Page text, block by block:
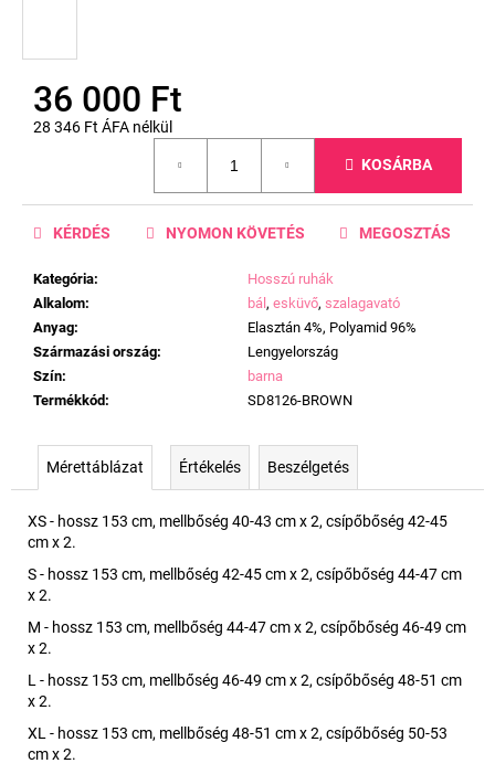
36 000 Ft
28 346 Ft ÁFA nélkül
KOSÁRBA
Kategória:
Hosszú ruhák
Alkalom: bál, esküvő, szalagavató
Anyag:
Elasztán 4%, Polyamid 96%
Származási ország:
Lengyelország
Szín:
barna
Termékkód: SD8126-BROWN
KÉRDÉS NYOMON KÖVETÉS MEGOSZTÁS
Mérettáblázat Értékelés Beszélgetés
XS - hossz 153 cm, mellbőség 40-43 cm x 2, csípőbőség 42-45
cm x 2.
S - hossz 153 cm, mellbőség 42-45 cm x 2, csípőbőség 44-47 cm
x 2.
M - hossz 153 cm, mellbőség 44-47 cm x 2, csípőbőség 46-49 cm
x 2.
L - hossz 153 cm, mellbőség 46-49 cm x 2, csípőbőség 48-51 cm
x 2.
XL - hossz 153 cm, mellbőség 48-51 cm x 2, csípőbőség 50-53
cm x 2.